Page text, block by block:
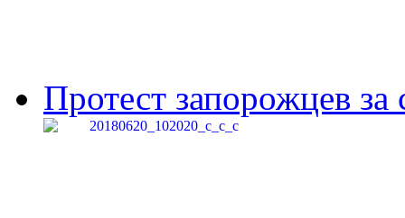
Протест запорожцев за